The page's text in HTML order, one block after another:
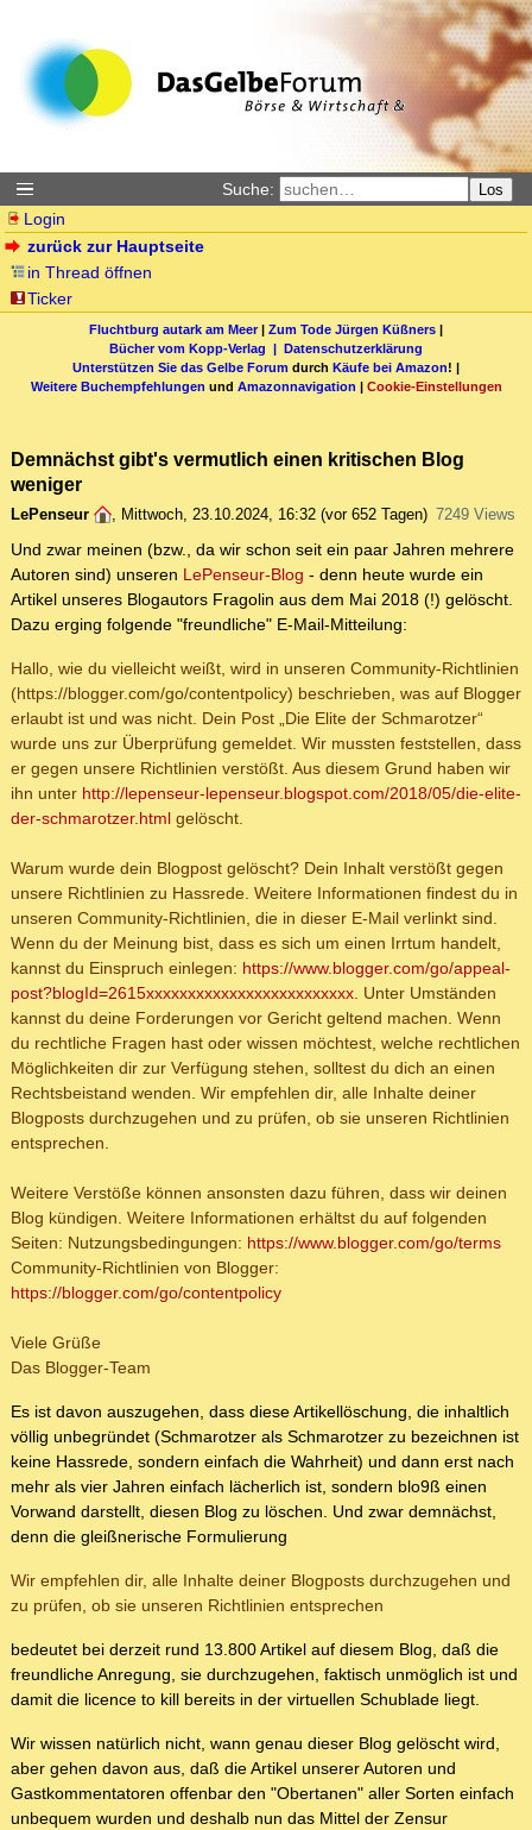
Suche: Los
Login
zurück zur Hauptseite
in Thread öffnen
Ticker
Fluchtburg autark am Meer| Zum Tode Jürgen Küßners |
Bücher vom Kopp-Verlag | Datenschutzerklärung
Unterstützen Sie das Gelbe Forum durch Käufe bei Amazon! |
Weitere Buchempfehlungen und Amazonnavigation | Cookie-Einstellungen
Demnächst gibt's vermutlich einen kritischen Blog
weniger
LePenseur , Mittwoch, 23.10.2024, 16:32 (vor 652 Tagen) 7249 Views
Und zwar meinen (bzw., da wir schon seit ein paar Jahren mehrere
Autoren sind) unseren LePenseur-Blog - denn heute wurde ein
Artikel unseres Blogautors Fragolin aus dem Mai 2018 (!) gelöscht.
Dazu erging folgende "freundliche" E-Mail-Mitteilung:
Hallo, wie du vielleicht weißt, wird in unseren Community-Richtlinien
(https://blogger.com/go/contentpolicy) beschrieben, was auf Blogger
erlaubt ist und was nicht. Dein Post „Die Elite der Schmarotzer“
wurde uns zur Überprüfung gemeldet. Wir mussten feststellen, dass
er gegen unsere Richtlinien verstößt. Aus diesem Grund haben wir
ihn unter http://lepenseur-lepenseur.blogspot.com/2018/05/die-elite-
der-schmarotzer.html gelöscht.
Warum wurde dein Blogpost gelöscht? Dein Inhalt verstößt gegen
unsere Richtlinien zu Hassrede. Weitere Informationen findest du in
unseren Community-Richtlinien, die in dieser E-Mail verlinkt sind.
Wenn du der Meinung bist, dass es sich um einen Irrtum handelt,
kannst du Einspruch einlegen: https://www.blogger.com/go/appeal-
post?blogId=2615xxxxxxxxxxxxxxxxxxxxxxxxx. Unter Umständen
kannst du deine Forderungen vor Gericht geltend machen. Wenn
du rechtliche Fragen hast oder wissen möchtest, welche rechtlichen
Möglichkeiten dir zur Verfügung stehen, solltest du dich an einen
Rechtsbeistand wenden. Wir empfehlen dir, alle Inhalte deiner
Blogposts durchzugehen und zu prüfen, ob sie unseren Richtlinien
entsprechen.
Weitere Verstöße können ansonsten dazu führen, dass wir deinen
Blog kündigen. Weitere Informationen erhältst du auf folgenden
Seiten: Nutzungsbedingungen: https://www.blogger.com/go/terms
Community-Richtlinien von Blogger:
https://blogger.com/go/contentpolicy
Viele Grüße
Das Blogger-Team
Es ist davon auszugehen, dass diese Artikellöschung, die inhaltlich
völlig unbegründet (Schmarotzer als Schmarotzer zu bezeichnen ist
keine Hassrede, sondern einfach die Wahrheit) und dann erst nach
mehr als vier Jahren einfach lächerlich ist, sondern blo9ß einen
Vorwand darstellt, diesen Blog zu löschen. Und zwar demnächst,
denn die gleißnerische Formulierung
Wir empfehlen dir, alle Inhalte deiner Blogposts durchzugehen und
zu prüfen, ob sie unseren Richtlinien entsprechen
bedeutet bei derzeit rund 13.800 Artikel auf diesem Blog, daß die
freundliche Anregung, sie durchzugehen, faktisch unmöglich ist und
damit die licence to kill bereits in der virtuellen Schublade liegt.
Wir wissen natürlich nicht, wann genau dieser Blog gelöscht wird,
aber gehen davon aus, daß die Artikel unserer Autoren und
Gastkommentatoren offenbar den "Obertanen" aller Sorten einfach
unbequem wurden und deshalb nun das Mittel der Zensur